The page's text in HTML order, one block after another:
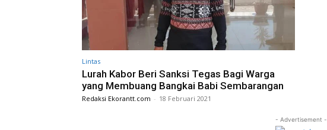
Lintas
Lurah Kabor Beri Sanksi Tegas Bagi Warga
yang Membuang Bangkai Babi Sembarangan
Redaksi Ekorantt.com - 18 Februari 2021
- Advertisement -